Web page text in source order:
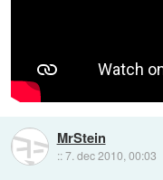
MrStein
::7. dec 2010, 00:03